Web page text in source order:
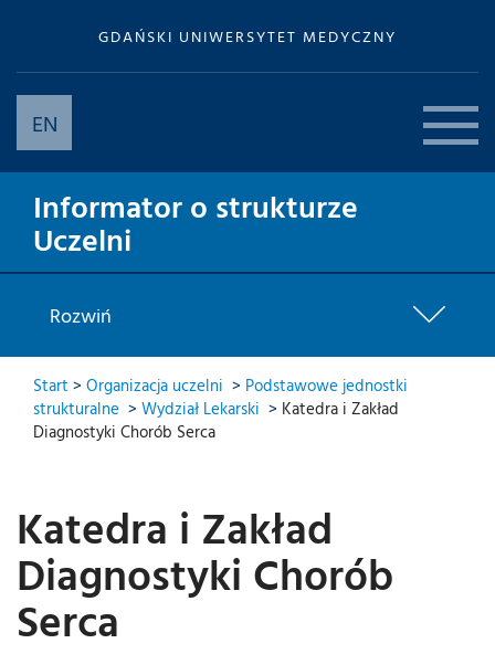
GDAŃSKI UNIWERSYTET MEDYCZNY
EN
Informator o strukturze
Uczelni
Rozwiń
Start > Organizacja uczelni > Podstawowe jednostki
strukturalne > Wydział Lekarski > Katedra i Zakład
Diagnostyki Chorób Serca
Katedra i Zakład
Diagnostyki Chorób
Serca